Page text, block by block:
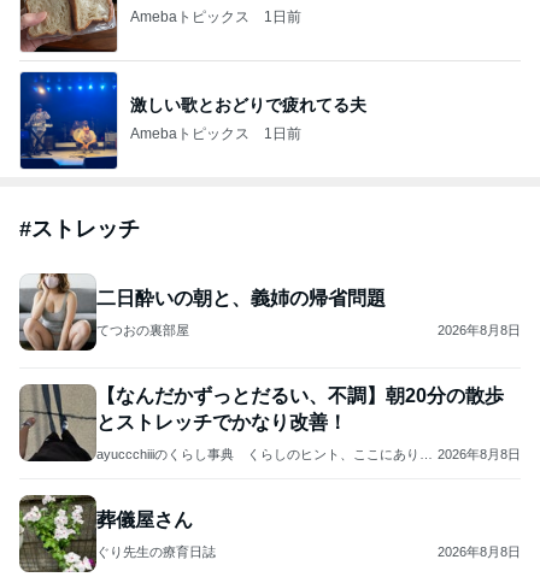
Amebaトピックス 1日前
激しい歌とおどりで疲れてる夫
Amebaトピックス 1日前
#ストレッチ
二日酔いの朝と、義姉の帰省問題
てつおの裏部屋 2026年8月8日
【なんだかずっとだるい、不調】朝20分の散歩
とストレッチでかなり改善！
ayuccchiiiのくらし事典 くらしのヒント、ここにありま
2026年8月8日
葬儀屋さん
ぐり先生の療育日誌 2026年8月8日